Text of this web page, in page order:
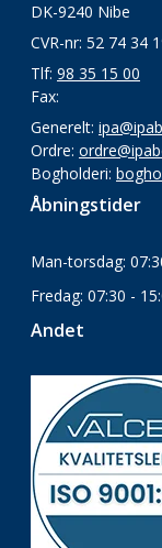
DK-9240 Nibe
CVR-nr: 52 74 34
Tlf: 98 35 15 00
Fax:
Generelt:
Ordre:
Bogholderi:
Åbningstider
Man-torsdag:
Fredag: 07:30 -
Andet